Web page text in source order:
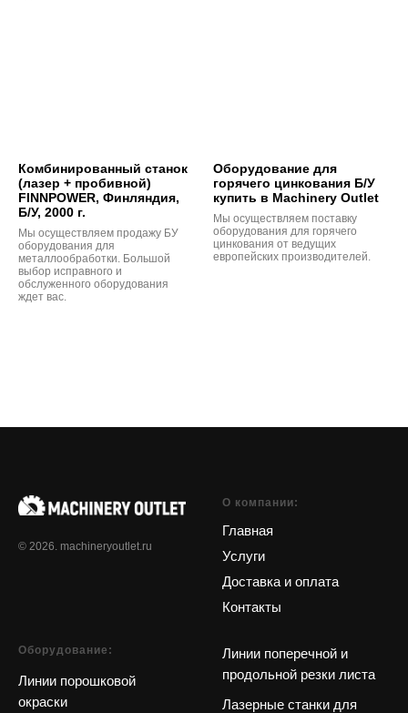
Комбинированный станок
(лазер + пробивной)
FINNPOWER, Финляндия,
Б/У, 2000 г.
Мы осуществляем продажу БУ
оборудования для
металлообработки. Большой
выбор исправного и
обслуженного оборудования
ждет вас.
Оборудование для
горячего цинкования Б/У
купить в Machinery Outlet
Мы осуществляем поставку
оборудования для горячего
цинкования от ведущих
европейских производителей.
© 2026. machineryoutlet.ru
О компании:
Главная
Услуги
Доставка и оплата
Контакты
Оборудование:
Линии порошковой
окраски
Линии поперечной и
продольной резки листа
Лазерные станки для